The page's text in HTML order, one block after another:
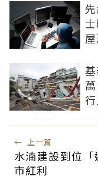
← 上一篇
水湳建設到位
市紅利